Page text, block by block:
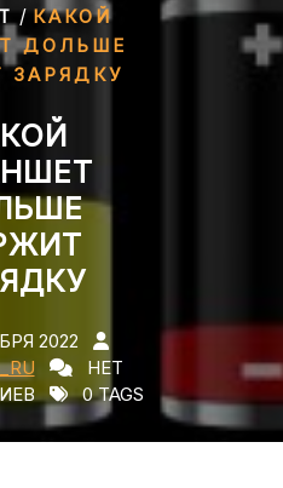
/ КАКОЙ
ДОЛЬШЕ
ЗАРЯДКУ
2022
НЕТ
0 TAGS